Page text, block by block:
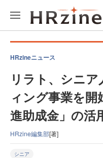
HRzineニュース
リラト、シニ
ィング事業を開
進助成金」の活
HRzine編集部[著]
シニア